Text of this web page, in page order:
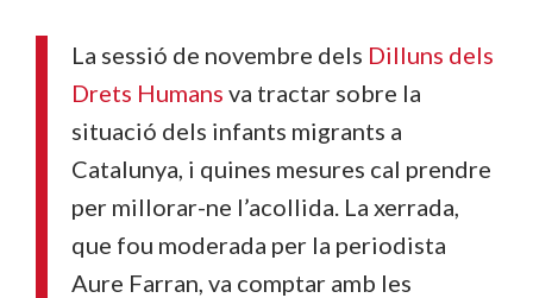
La sessió de novembre dels Dilluns dels
Drets Humans va tractar sobre la
situació dels infants migrants a
Catalunya, i quines mesures cal prendre
per millorar-ne l’acollida. La xerrada,
que fou moderada per la periodista
Aure Farran, va comptar amb les